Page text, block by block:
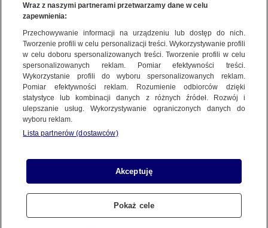
48 min 2.01.2026
1 godz 27 min
Sylwestrowe "Szkło
kontaktowe"
Wraz z naszymi partnerami przetwarzamy dane w celu
zapewnienia:
Przechowywanie informacji na urządzeniu lub dostęp do nich.
Tworzenie profili w celu personalizacji treści. Wykorzystywanie profili
w celu doboru spersonalizowanych treści. Tworzenie profili w celu
spersonalizowanych reklam. Pomiar efektywności treści.
Wykorzystanie profili do wyboru spersonalizowanych reklam.
Pomiar efektywności reklam. Rozumienie odbiorców dzięki
statystyce lub kombinacji danych z różnych źródeł. Rozwój i
ulepszanie usług. Wykorzystywanie ograniczonych danych do
wyboru reklam.
Lista partnerów (dostawców)
Akceptuję
Pokaż cele